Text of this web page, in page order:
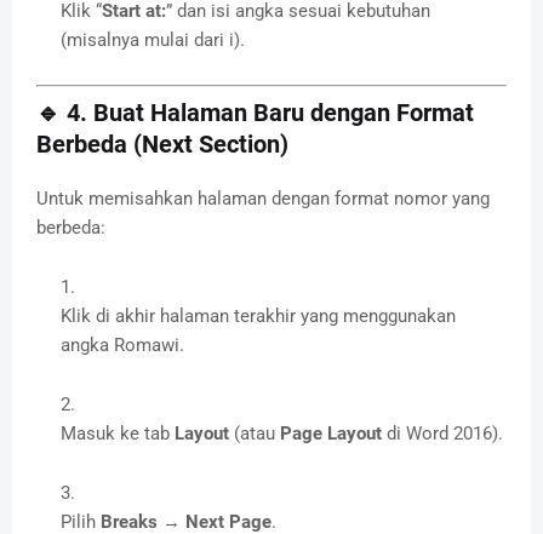
Klik “Start at:” dan isi angka sesuai kebutuhan
(misalnya mulai dari i).
🔹 4. Buat Halaman Baru dengan Format
Berbeda (Next Section)
Untuk memisahkan halaman dengan format nomor yang
berbeda:
Klik di akhir halaman terakhir yang menggunakan
angka Romawi.
Masuk ke tab Layout (atau Page Layout di Word 2016).
Pilih Breaks → Next Page.